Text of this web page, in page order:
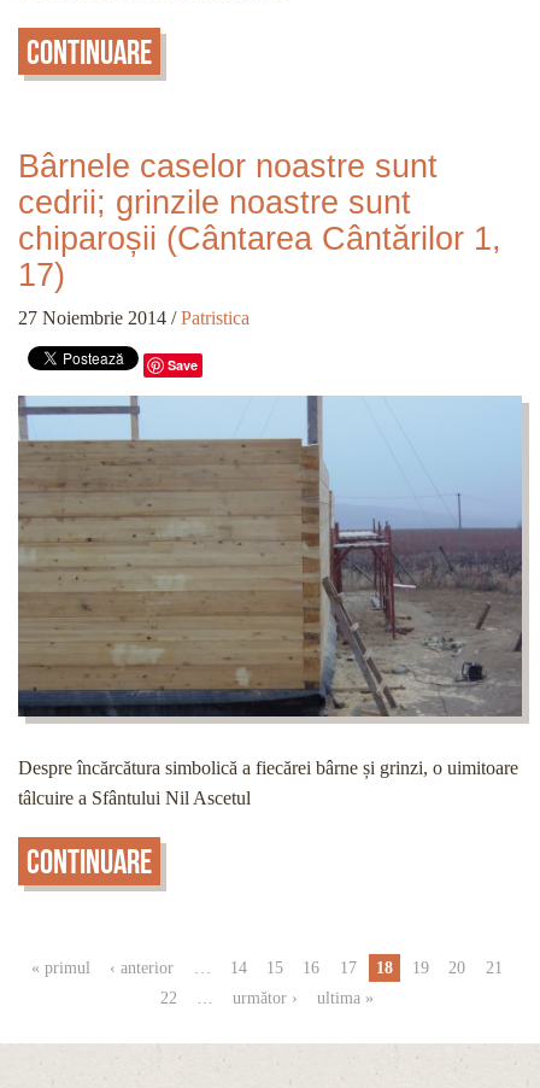
Continuare
Bârnele caselor noastre sunt
cedrii; grinzile noastre sunt
chiparoșii (Cântarea Cântărilor 1,
17)
27 Noiembrie 2014 /Patristica
Save
Despre încărcătura simbolică a fiecărei bârne și grinzi, o uimitoare
tâlcuire a Sfântului Nil Ascetul
Continuare
Pagini
« primul ‹ anterior 14 15 16 17 18 19 20
21
22
următor › ultima »